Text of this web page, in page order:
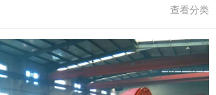
查看分类